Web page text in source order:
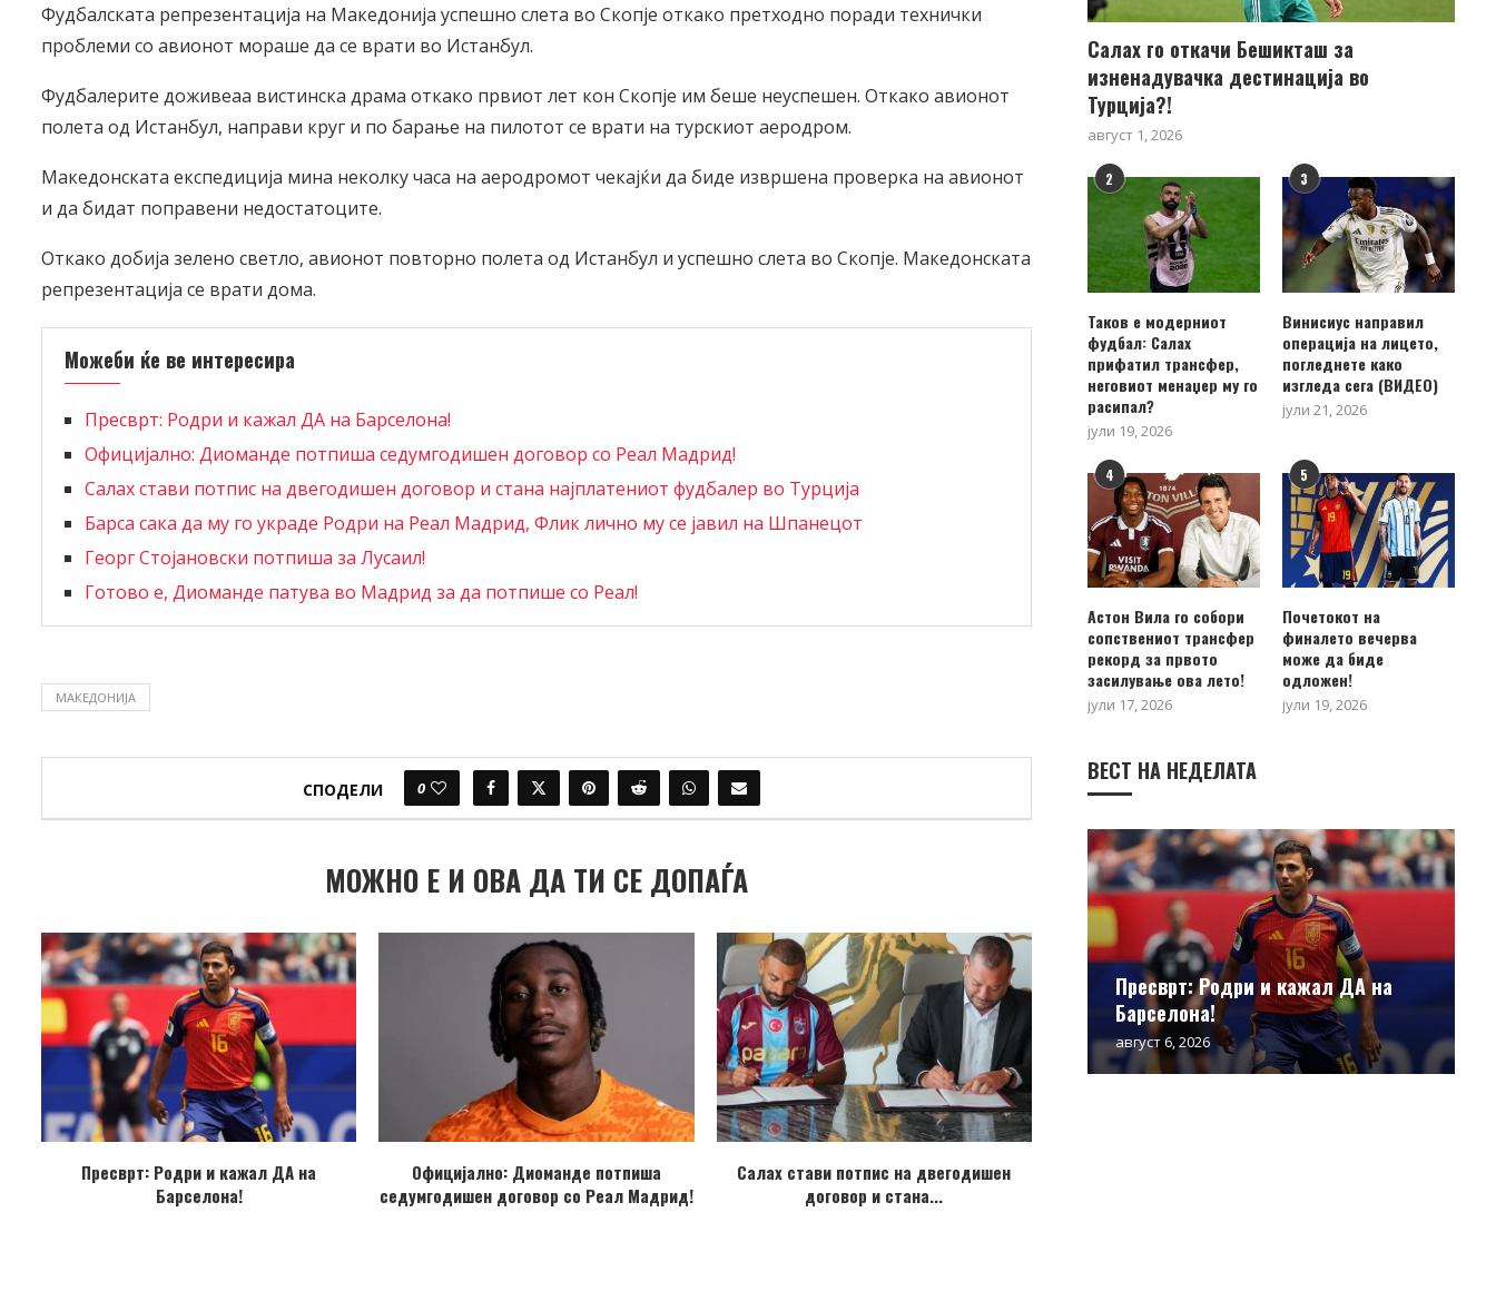
Фудбалската репрезентација на Македонија успешно слета во Скопје откако претходно поради технички
проблеми со авионот мораше да се врати во Истанбул.
Фудбалерите доживеаа вистинска драма откако првиот лет кон Скопје им беше неуспешен. Откако авионот
полета од Истанбул, направи круг и по барање на пилотот се врати на турскиот аеродром.
Македонската експедиција мина неколку часа на аеродромот чекајќи да биде извршена проверка на авионот
и да бидат поправени недостатоците.
Откако добија зелено светло, авионот повторно полета од Истанбул и успешно слета во Скопје. Македонската
репрезентација се врати дома.
Можеби ќе ве интересира
Пресврт: Родри и кажал ДА на Барселона!
Официјално: Диоманде потпиша седумгодишен договор со Реал Мадрид!
Салах стави потпис на двегодишен договор и стана најплатениот фудбалер во Турција
Барса сака да му го украде Родри на Реал Мадрид, Флик лично му се јавил на Шпанецот
Георг Стојановски потпиша за Лусаил!
Готово е, Диоманде патува во Мадрид за да потпише со Реал!
МАКЕДОНИЈА
СПОДЕЛИ 0
МОЖНО Е И ОВА ДА ТИ СЕ ДОПАЃА
Пресврт: Родри и кажал ДА на
Барселона!
Официјално: Диоманде потпиша
седумгодишен договор со Реал Мадрид!
Салах стави потпис на двегодишен
договор и стана...
Салах го откачи Бешикташ за
изненадувачка дестинација во
Турција?!
август 1, 2026
2
Таков е модерниот
фудбал: Салах
прифатил трансфер,
неговиот менаџер му го
расипал?
јули 19, 2026
3
Винисиус направил
операција на лицето,
погледнете како
изгледа сега (ВИДЕО)
јули 21, 2026
4
Астон Вила го собори
сопствениот трансфер
рекорд за првото
засилување ова лето!
јули 17, 2026
5
Почетокот на
финалето вечерва
може да биде
одложен!
јули 19, 2026
ВЕСТ НА НЕДЕЛАТА
Пресврт: Родри и кажал ДА на
Барселона!
август 6, 2026